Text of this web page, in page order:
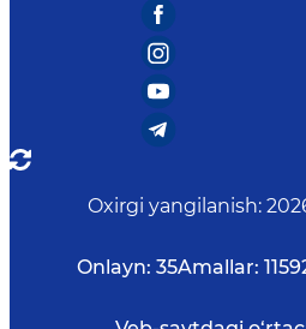
Oxirgi yangilanish:
Onlayn: 35Amallar: